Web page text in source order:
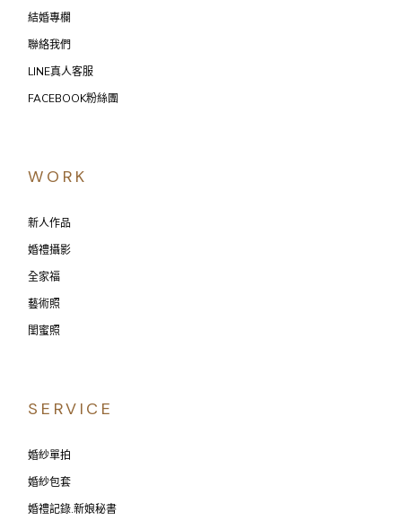
結婚專欄
聯絡我們
LINE真人客服
FACEBOOK粉絲團
WORK
新人作品
婚禮攝影
全家福
藝術照
閨蜜照
SERVICE
婚紗單拍
婚紗包套
婚禮記錄.新娘秘書